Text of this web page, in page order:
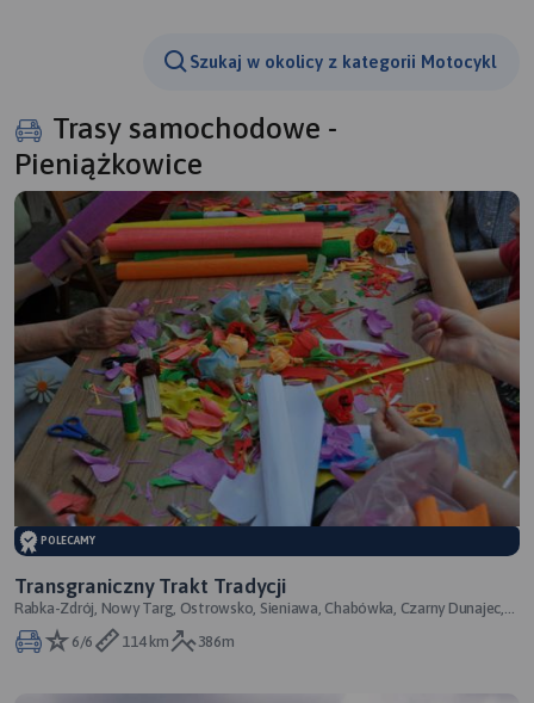
Szukaj w okolicy z kategorii Motocykl
Trasy samochodowe -
Pieniążkowice
POLECAMY
Transgraniczny Trakt Tradycji
Rabka-Zdrój, Nowy Targ, Ostrowsko, Sieniawa, Chabówka, Czarny Dunajec,
Ciche, Szczawnica, Jurgów, Bu
6/6
114 km 386m